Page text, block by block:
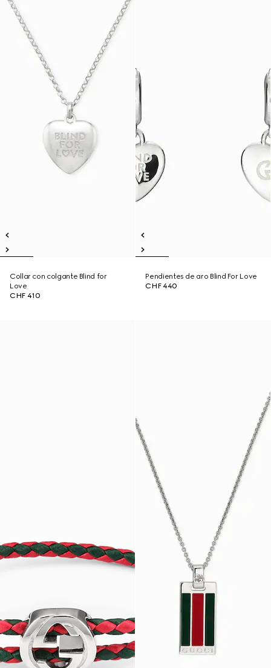
Collar con colgante Blind for
Love
CHF 410
Pendientes de aro Blind For Love
CHF 440